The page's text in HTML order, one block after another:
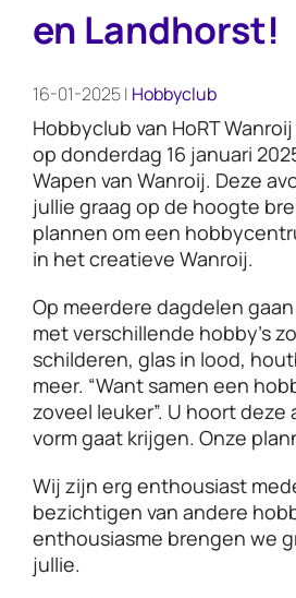
en Landhorst!
16-01-2025 | Hobbyclub
Hobbyclub van HoRT
op donderdag 16 januari
Wapen van Wanroij. Deze
jullie graag op de hoogte
plannen om een
in het creatieve Wanroij.
Op meerdere dagdelen
met verschillende hobby’s
schilderen, glas in lood,
meer. “Want samen een
zoveel leuker”. U hoort deze
vorm gaat krijgen. Onze
Wij zijn erg enthousiast
bezichtigen van andere
enthousiasme brengen we
jullie.